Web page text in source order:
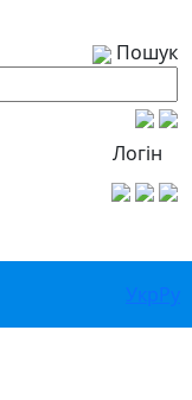
Пошук
Логін
УкрРу